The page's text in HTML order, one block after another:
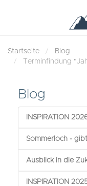
Startseite
Blog
Terminfindung
Blog
INSPIRATION
Sommerloch -
Ausblick in die
INSPIRATION